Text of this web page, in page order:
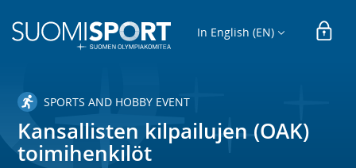
In English (EN)
SPORTS AND HOBBY EVENT
Kansallisten kilpailujen (OAK)
toimihenkilöt